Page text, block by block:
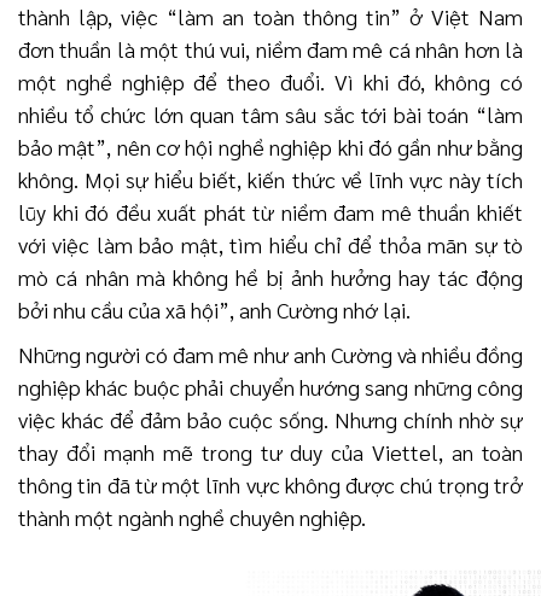
thành lập, việc “làm an toàn thông tin” ở Việt Nam
đơn thuần là một thú vui, niềm đam mê cá nhân hơn là
một nghề nghiệp để theo đuổi. Vì khi đó, không có
nhiều tổ chức lớn quan tâm sâu sắc tới bài toán “làm
bảo mật”, nên cơ hội nghề nghiệp khi đó gần như bằng
không. Mọi sự hiểu biết, kiến thức về lĩnh vực này tích
lũy khi đó đều xuất phát từ niềm đam mê thuần khiết
với việc làm bảo mật, tìm hiểu chỉ để thỏa mãn sự tò
mò cá nhân mà không hề bị ảnh hưởng hay tác động
bởi nhu cầu của xã hội”, anh Cường nhớ lại.
Những người có đam mê như anh Cường và nhiều đồng
nghiệp khác buộc phải chuyển hướng sang những công
việc khác để đảm bảo cuộc sống. Nhưng chính nhờ sự
thay đổi mạnh mẽ trong tư duy của Viettel, an toàn
thông tin đã từ một lĩnh vực không được chú trọng trở
thành một ngành nghề chuyên nghiệp.